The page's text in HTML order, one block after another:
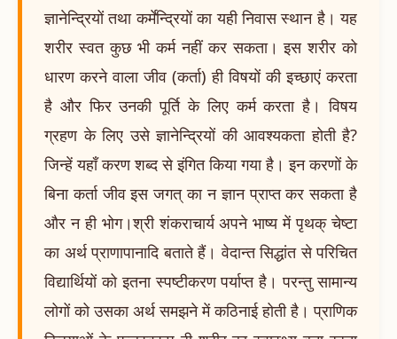
ज्ञानेन्द्रियों तथा कर्मेन्द्रियों का यही निवास स्थान है। यह
शरीर स्वत कुछ भी कर्म नहीं कर सकता। इस शरीर को
धारण करने वाला जीव (कर्ता) ही विषयों की इच्छाएं करता
है और फिर उनकी पूर्ति के लिए कर्म करता है। विषय
ग्रहण के लिए उसे ज्ञानेन्द्रियों की आवश्यकता होती है?
जिन्हें यहाँ करण शब्द से इंगित किया गया है। इन करणों के
बिना कर्ता जीव इस जगत् का न ज्ञान प्राप्त कर सकता है
और न ही भोग।श्री शंकराचार्य अपने भाष्य में पृथक् चेष्टा
का अर्थ प्राणापानादि बताते हैं। वेदान्त सिद्धांत से परिचित
विद्यार्थियों को इतना स्पष्टीकरण पर्याप्त है। परन्तु सामान्य
लोगों को उसका अर्थ समझने में कठिनाई होती है। प्राणिक